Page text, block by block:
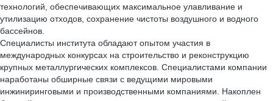
технологий, обеспечивающих максимальное улавливание и
утилизацию отходов, сохранение чистоты воздушного и водного
бассейнов.
Специалисты института обладают опытом участия в
международных конкурсах на строительство и реконструкцию
крупных металлургических комплексов. Специалистами компании
наработаны обширные связи с ведущими мировыми
инжиниринговыми и производственными компаниями. Накоплен